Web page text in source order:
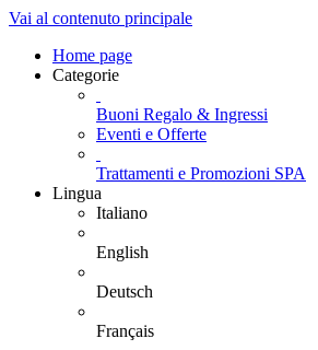
Vai al contenuto principale
Home page
Categorie
Buoni Regalo & Ingressi
Eventi e Offerte
Trattamenti e Promozioni SPA
Lingua
Italiano
English
Deutsch
Français